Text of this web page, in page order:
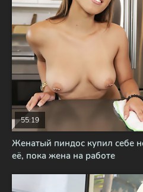
Женатый пиндос купил себе
её, пока жена на работе
55:19